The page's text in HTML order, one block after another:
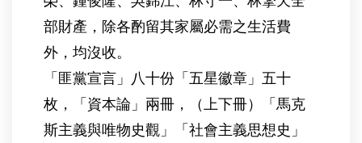
部財產，除各酌留其家屬必需之生活費
外，均沒收。
「匪黨宣言」八十份「五星徽章」五十
枚，「資本論」兩冊，（上下冊）「馬克
斯主義與唯物史觀」「社會主義思想史」